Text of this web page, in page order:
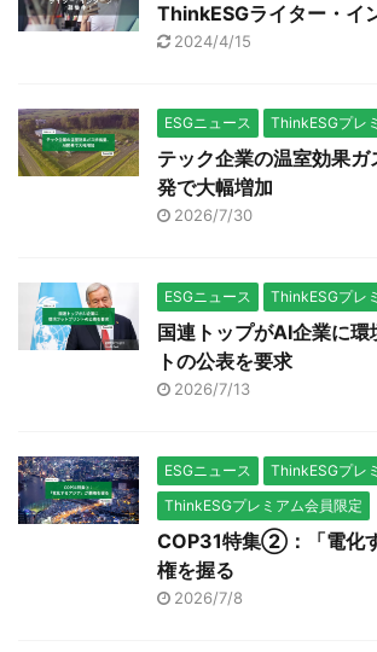
ThinkESGライター・イ
2024/4/15
ESGニュース ThinkESGプレ
テック企業の温室効果ガ
発で大幅増加
2026/7/30
ESGニュース ThinkESGプレ
国連トップがAI企業に
トの公表を要求
2026/7/13
ESGニュース
ThinkESGプレ
ThinkESGプレミアム会員限定
COP31特集②：「電化
権を握る
2026/7/8